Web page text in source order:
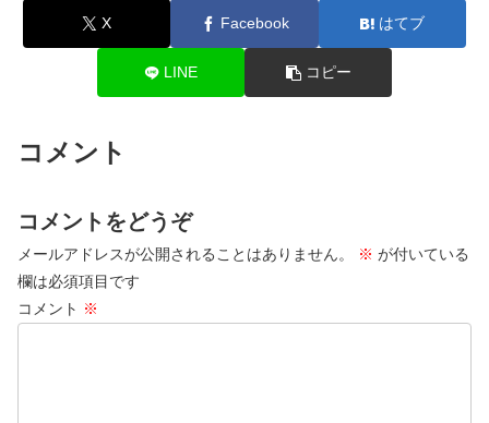
X Facebook はてブ
LINE コピー
コメント
コメントをどうぞ
メールアドレスが公開されることはありません。 ※ が付いている
欄は必須項目です
コメント ※